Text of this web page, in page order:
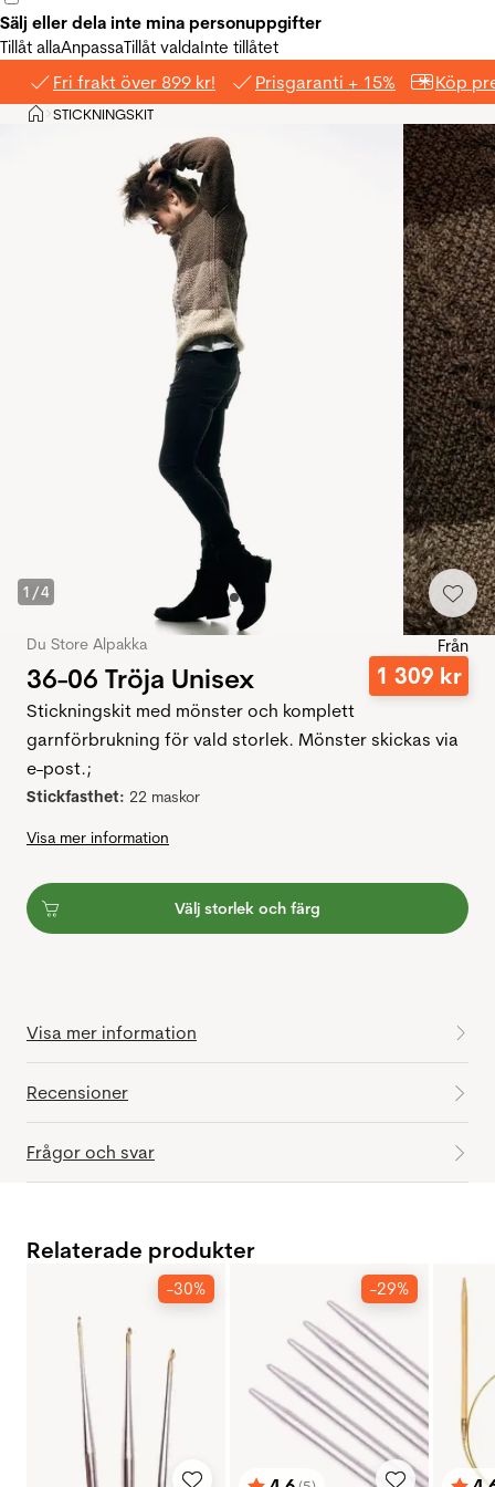
Sälj eller dela inte mina personuppgifter
Tillåt allaAnpassaTillåt valdaInte tillåtet
Fri frakt över 899 kr! Prisgaranti + 15% Köp
Hem
>STICKNINGSKIT
1 /4
Du Store Alpakka
36-06 Tröja Unisex
Från
1 309 kr
Stickningskit med mönster och komplett
garnförbrukning för vald storlek. Mönster skickas via
e-post.;
Stickfasthet: 22 maskor
Visa mer information
Välj storlek och färg
Visa mer information
Recensioner
Frågor och svar
Relaterade produkter
-30% -29%